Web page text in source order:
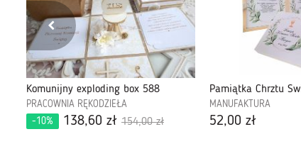
Komunijny exploding box 588
PRACOWNIA RĘKODZIEŁA
-10%
138,60 zł 154,00 zł
MANUFAKTURA
52,00 zł